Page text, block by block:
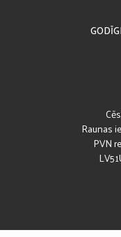
Raunas
PVN